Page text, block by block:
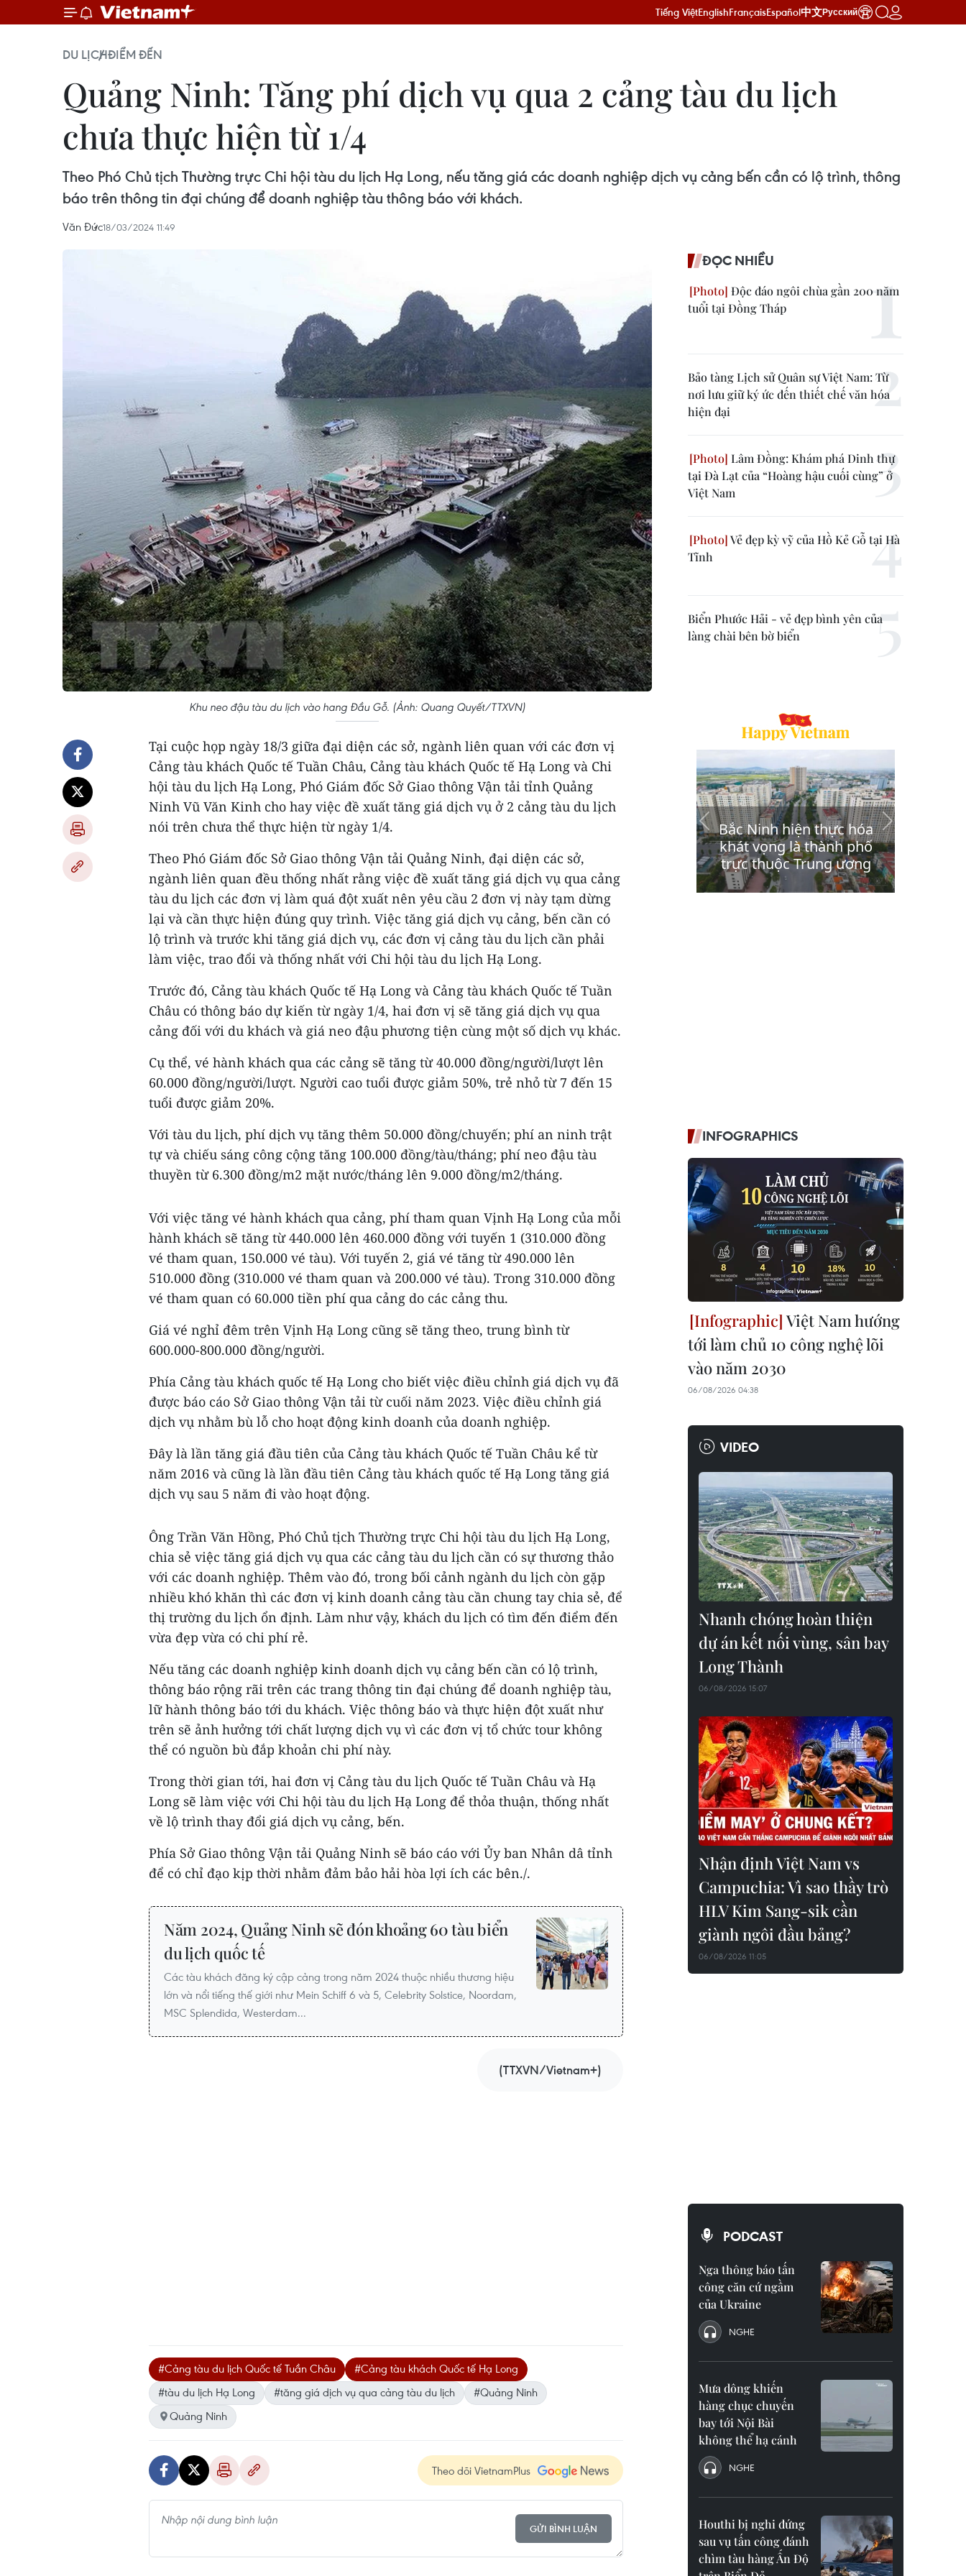
Tiếng ViệtEnglishFrançaisEspañol中文Русский
DU LỊCHĐIỂM ĐẾN
Quảng Ninh: Tăng phí dịch vụ qua 2 cảng tàu du lịch
chưa thực hiện từ 1/4
Theo Phó Chủ tịch Thường trực Chi hội tàu du lịch Hạ Long, nếu tăng giá các doanh nghiệp dịch vụ cảng bến cần có lộ trình, thông
báo trên thông tin đại chúng để doanh nghiệp tàu thông báo với khách.
Văn Đức18/03/2024 11:49
Khu neo đậu tàu du lịch vào hang Đầu Gỗ. (Ảnh: Quang Quyết/TTXVN)
Tại cuộc họp ngày 18/3 giữa đại diện các sở, ngành liên quan với các đơn vị
Cảng tàu khách Quốc tế Tuần Châu, Cảng tàu khách Quốc tế Hạ Long và Chi
hội tàu du lịch Hạ Long, Phó Giám đốc Sở Giao thông Vận tải tỉnh Quảng
Ninh Vũ Văn Kinh cho hay việc đề xuất tăng giá dịch vụ ở 2 cảng tàu du lịch
nói trên chưa thể thực hiện từ ngày 1/4.
Theo Phó Giám đốc Sở Giao thông Vận tải Quảng Ninh, đại diện các sở,
ngành liên quan đều thống nhất rằng việc đề xuất tăng giá dịch vụ qua cảng
tàu du lịch các đơn vị làm quá đột xuất nên yêu cầu 2 đơn vị này tạm dừng
lại và cần thực hiện đúng quy trình. Việc tăng giá dịch vụ cảng, bến cần có
lộ trình và trước khi tăng giá dịch vụ, các đơn vị cảng tàu du lịch cần phải
làm việc, trao đổi và thống nhất với Chi hội tàu du lịch Hạ Long.
Trước đó, Cảng tàu khách Quốc tế Hạ Long và Cảng tàu khách Quốc tế Tuần
Châu có thông báo dự kiến từ ngày 1/4, hai đơn vị sẽ tăng giá dịch vụ qua
cảng đối với du khách và giá neo đậu phương tiện cùng một số dịch vụ khác.
Cụ thể, vé hành khách qua các cảng sẽ tăng từ 40.000 đồng/người/lượt lên
60.000 đồng/người/lượt. Người cao tuổi được giảm 50%, trẻ nhỏ từ 7 đến 15
tuổi được giảm 20%.
Với tàu du lịch, phí dịch vụ tăng thêm 50.000 đồng/chuyến; phí an ninh trật
tự và chiếu sáng công cộng tăng 100.000 đồng/tàu/tháng; phí neo đậu tàu
thuyền từ 6.300 đồng/m2 mặt nước/tháng lên 9.000 đồng/m2/tháng.
Với việc tăng vé hành khách qua cảng, phí tham quan Vịnh Hạ Long của mỗi
hành khách sẽ tăng từ 440.000 lên 460.000 đồng với tuyến 1 (310.000 đồng
vé tham quan, 150.000 vé tàu). Với tuyến 2, giá vé tăng từ 490.000 lên
510.000 đồng (310.000 vé tham quan và 200.000 vé tàu). Trong 310.000 đồng
vé tham quan có 60.000 tiền phí qua cảng do các cảng thu.
Giá vé nghỉ đêm trên Vịnh Hạ Long cũng sẽ tăng theo, trung bình từ
600.000-800.000 đồng/người.
Phía Cảng tàu khách quốc tế Hạ Long cho biết việc điều chỉnh giá dịch vụ đã
được báo cáo Sở Giao thông Vận tải từ cuối năm 2023. Việc điều chỉnh giá
dịch vụ nhằm bù lỗ cho hoạt động kinh doanh của doanh nghiệp.
Đây là lần tăng giá đầu tiên của Cảng tàu khách Quốc tế Tuần Châu kể từ
năm 2016 và cũng là lần đầu tiên Cảng tàu khách quốc tế Hạ Long tăng giá
dịch vụ sau 5 năm đi vào hoạt động.
Ông Trần Văn Hồng, Phó Chủ tịch Thường trực Chi hội tàu du lịch Hạ Long,
chia sẻ việc tăng giá dịch vụ qua các cảng tàu du lịch cần có sự thương thảo
với các doanh nghiệp. Thêm vào đó, trong bối cảnh ngành du lịch còn gặp
nhiều khó khăn thì các đơn vị kinh doanh cảng tàu cần chung tay chia sẻ, để
thị trường du lịch ổn định. Làm như vậy, khách du lịch có tìm đến điểm đến
vừa đẹp vừa có chi phí rẻ.
Nếu tăng các doanh nghiệp kinh doanh dịch vụ cảng bến cần có lộ trình,
thông báo rộng rãi trên các trang thông tin đại chúng để doanh nghiệp tàu,
lữ hành thông báo tới du khách. Việc thông báo và thực hiện đột xuất như
trên sẽ ảnh hưởng tới chất lượng dịch vụ vì các đơn vị tổ chức tour không
thể có nguồn bù đắp khoản chi phí này.
Trong thời gian tới, hai đơn vị Cảng tàu du lịch Quốc tế Tuần Châu và Hạ
Long sẽ làm việc với Chi hội tàu du lịch Hạ Long để thỏa thuận, thống nhất
về lộ trình thay đổi giá dịch vụ cảng, bến.
Phía Sở Giao thông Vận tải Quảng Ninh sẽ báo cáo với Ủy ban Nhân dâ tỉnh
để có chỉ đạo kịp thời nhằm đảm bảo hải hòa lợi ích các bên./.
Năm 2024, Quảng Ninh sẽ đón khoảng 60 tàu biển
du lịch quốc tế
Các tàu khách đăng ký cập cảng trong năm 2024 thuộc nhiều thương hiệu
lớn và nổi tiếng thế giới như Mein Schiff 6 và 5, Celebrity Solstice, Noordam,
MSC Splendida, Westerdam...
(TTXVN/Vietnam+)
#Cảng tàu du lịch Quốc tế Tuần Châu
#Cảng tàu khách Quốc tế Hạ Long
#tàu du lịch Hạ Long
#tăng giá dịch vụ qua cảng tàu du lịch
#Quảng Ninh
Quảng Ninh
Theo dõi VietnamPlus
GỬI BÌNH LUẬN
ĐỌC NHIỀU
Độc đáo ngôi chùa gần 200 năm
tuổi tại Đồng Tháp
Bảo tàng Lịch sử Quân sự Việt Nam: Từ
nơi lưu giữ ký ức đến thiết chế văn hóa
hiện đại
Lâm Đồng: Khám phá Dinh thự
tại Đà Lạt của “Hoàng hậu cuối cùng” ở
Việt Nam
Vẻ đẹp kỳ vỹ của Hồ Kẻ Gỗ tại Hà
Tĩnh
Biển Phước Hải - vẻ đẹp bình yên của
làng chài bên bờ biển
INFOGRAPHICS
Việt Nam hướng
tới làm chủ 10 công nghệ lõi
vào năm 2030
06/08/2026 04:38
VIDEO
Nhanh chóng hoàn thiện
dự án kết nối vùng, sân bay
Long Thành
06/08/2026 15:07
Nhận định Việt Nam vs
Campuchia: Vì sao thầy trò
HLV Kim Sang-sik cần
giành ngôi đầu bảng?
06/08/2026 11:05
PODCAST
Nga thông báo tấn
công căn cứ ngầm
của Ukraine
NGHE
Mưa dông khiến
hàng chục chuyến
bay tới Nội Bài
không thể hạ cánh
NGHE
Houthi bị nghi đứng
sau vụ tấn công đánh
chìm tàu hàng Ấn Độ